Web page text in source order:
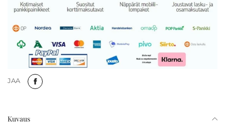
JAA
Kuvaus